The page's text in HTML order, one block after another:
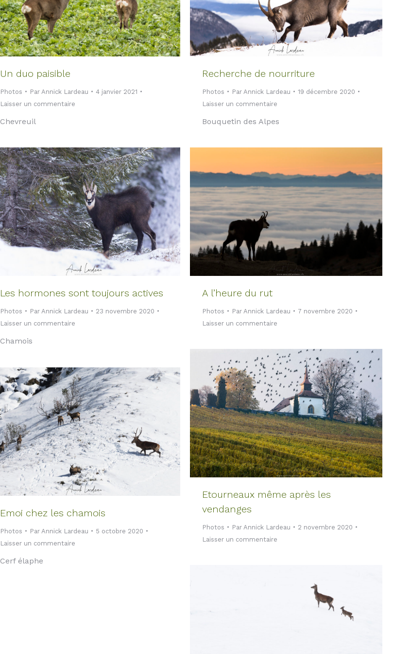
Un duo paisible
Photos Par Annick Lardeau
4 janvier 2021
Laisser un commentaire
Chevreuil
Recherche de nourriture
Photos Par Annick Lardeau
19 décembre 2020
Laisser un commentaire
Bouquetin des Alpes
Les hormones sont toujours actives
Photos Par Annick Lardeau
23 novembre 2020
Laisser un commentaire
Chamois
A l’heure du rut
Photos Par Annick Lardeau
7 novembre 2020
Laisser un commentaire
Etourneaux même après les
vendanges
Photos Par Annick Lardeau
2 novembre 2020
Laisser un commentaire
Emoi chez les chamois
Photos Par Annick Lardeau
5 octobre 2020
Laisser un commentaire
Cerf élaphe